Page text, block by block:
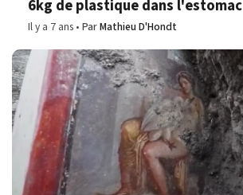
6kg de plastique dans l'estomac
Il y a 7 ans ParMathieu D'Hondt